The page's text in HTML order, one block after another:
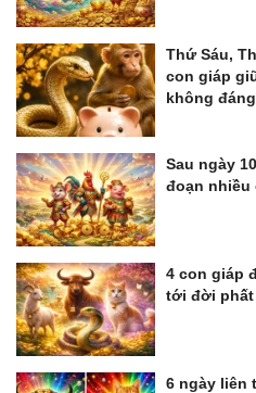
Thứ Sáu,
con giáp
không đáng
Sau ngày
đoạn nhiều
4 con giáp
tới đời phất
6 ngày liên